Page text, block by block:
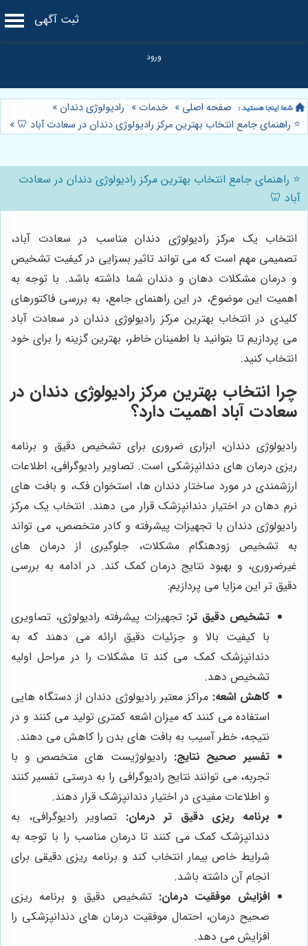
ثبت آگهی
صفحه اصلی » خدمات » رادیولوژی دندان »
⭐️ راهنمای جامع انتخاب بهترین مرکز رادیولوژی دندان در سعادت آباد 🦷 »
⭐️ راهنمای جامع انتخاب بهترین مرکز رادیولوژی دندان در سعادت
آباد 🦷
انتخاب یک مرکز رادیولوژی دندان مناسب در سعادت آباد،
تصمیمی مهم است که می تواند تاثیر بسزایی در کیفیت تشخیص
و درمان مشکلات دهان و دندان شما داشته باشد. با توجه به
اهمیت این موضوع، در این راهنمای جامع، به بررسی فاکتورهای
کلیدی در انتخاب بهترین مرکز رادیولوژی دندان در سعادت آباد
می پردازیم تا بتوانید با اطمینان خاطر، بهترین گزینه را برای خود
انتخاب کنید.
چرا انتخاب بهترین مرکز رادیولوژی دندان در
سعادت آباد اهمیت دارد؟
رادیولوژی دندان، ابزاری ضروری برای تشخیص دقیق و برنامه
ریزی درمان های دندانپزشکی است. تصاویر رادیوگرافی، اطلاعات
ارزشمندی در مورد ساختار دندان ها، استخوان فک، و بافت های
نرم دهان در اختیار دندانپزشک قرار می دهند. انتخاب یک مرکز
رادیولوژی دندان با تجهیزات پیشرفته و کادر متخصص، می تواند
به تشخیص زودهنگام مشکلات، جلوگیری از درمان های
غیرضروری، و بهبود نتایج درمان کمک کند. در ادامه به بررسی
دقیق تر این مزایا می پردازیم:
تشخیص دقیق تر: تجهیزات پیشرفته رادیولوژی، تصاویری
با کیفیت بالا و جزئیات دقیق ارائه می دهند که به
دندانپزشک کمک می کند تا مشکلات را در مراحل اولیه
تشخیص دهد.
کاهش اشعه: مراکز معتبر رادیولوژی دندان از دستگاه هایی
استفاده می کنند که میزان اشعه کمتری تولید می کنند و در
نتیجه، خطر آسیب به بافت های بدن را کاهش می دهند.
تفسیر صحیح نتایج: رادیولوژیست های متخصص و با
تجربه، می توانند نتایج رادیوگرافی را به درستی تفسیر کنند
و اطلاعات مفیدی در اختیار دندانپزشک قرار دهند.
برنامه ریزی دقیق تر درمان: تصاویر رادیوگرافی، به
دندانپزشک کمک می کنند تا درمان مناسب را با توجه به
شرایط خاص بیمار انتخاب کند و برنامه ریزی دقیقی برای
انجام آن داشته باشد.
افزایش موفقیت درمان: تشخیص دقیق و برنامه ریزی
صحیح درمان، احتمال موفقیت درمان های دندانپزشکی را
افزایش می دهد.